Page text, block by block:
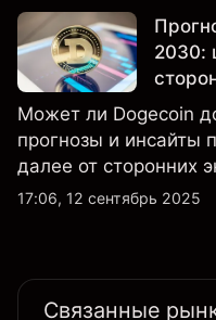
2030:
Может ли Dogecoin
прогнозы и инсайты
далее от сторонних
17:06, 12 сентябрь 2025
Связанные